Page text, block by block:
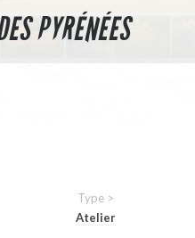
PYRÉNÉES
Type >
Atelier